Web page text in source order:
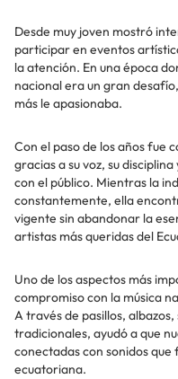
Desde muy joven mostró
participar en eventos
la atención. En una época
nacional era un gran
más le apasionaba.
Con el paso de los años fue
gracias a su voz, su
con el público. Mientras la
constantemente, ella
vigente sin abandonar la
artistas más queridas del
Uno de los aspectos más
compromiso con la música
A través de pasillos,
tradicionales, ayudó a que
conectadas con sonidos
ecuatoriana.